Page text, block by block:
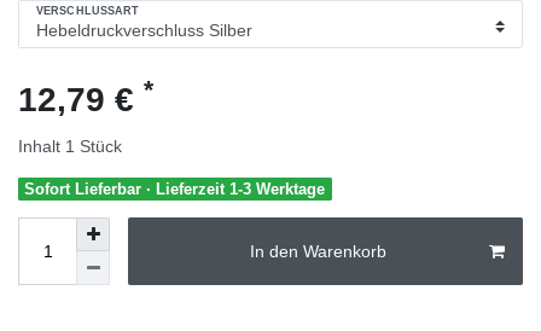
VERSCHLUSSART
12,79 € *
Inhalt 1 Stück
Sofort Lieferbar · Lieferzeit 1-3 Werktage
In den Warenkorb